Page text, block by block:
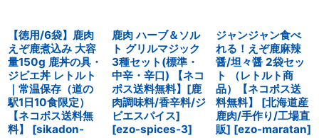
【徳用/6袋】鹿肉
えぞ鹿煮込み 大容
量150g 鹿丼の具・
ジビエ丼 レトルト
｜常温保存（道の
駅1日10食限定）
【ネコポス送料無
料】
[sikadon-
鹿肉 ハーブ＆ソル
ト グリルマジック
3種セット(標準・
中辛・辛口) 【ネコ
ポス送料無料】[鹿
肉調味料/香辛料/ジ
ビエスパイス]
[ezo-spices-3]
ジャンジャン食べ
れる！えぞ鹿麻辣
醤/坦々醤 2袋セッ
ト （レトルト商
品）【ネコポス送
料無料】 [北海道産
鹿肉/手作り/工場直
販] [ezo-maratan]